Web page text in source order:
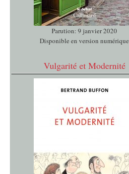
Parution: 9 janvier 2020
Disponible en version numérique
Vulgarité et Modernité